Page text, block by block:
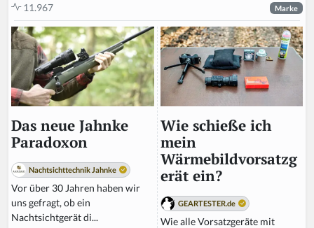
11.967 Marke
Das neue Jahnke
Paradoxon
Nachtsichttechnik Jahnke
Vor über 30 Jahren haben wir
uns gefragt, ob ein
Nachtsichtgerät di...
Wie schieße ich
mein
Wärmebildvorsatzg
erät ein?
GEARTESTER.de
Wie alle Vorsatzgeräte mit